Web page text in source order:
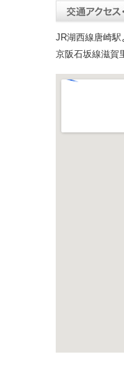
JR湖西線唐崎
京阪石坂線滋賀